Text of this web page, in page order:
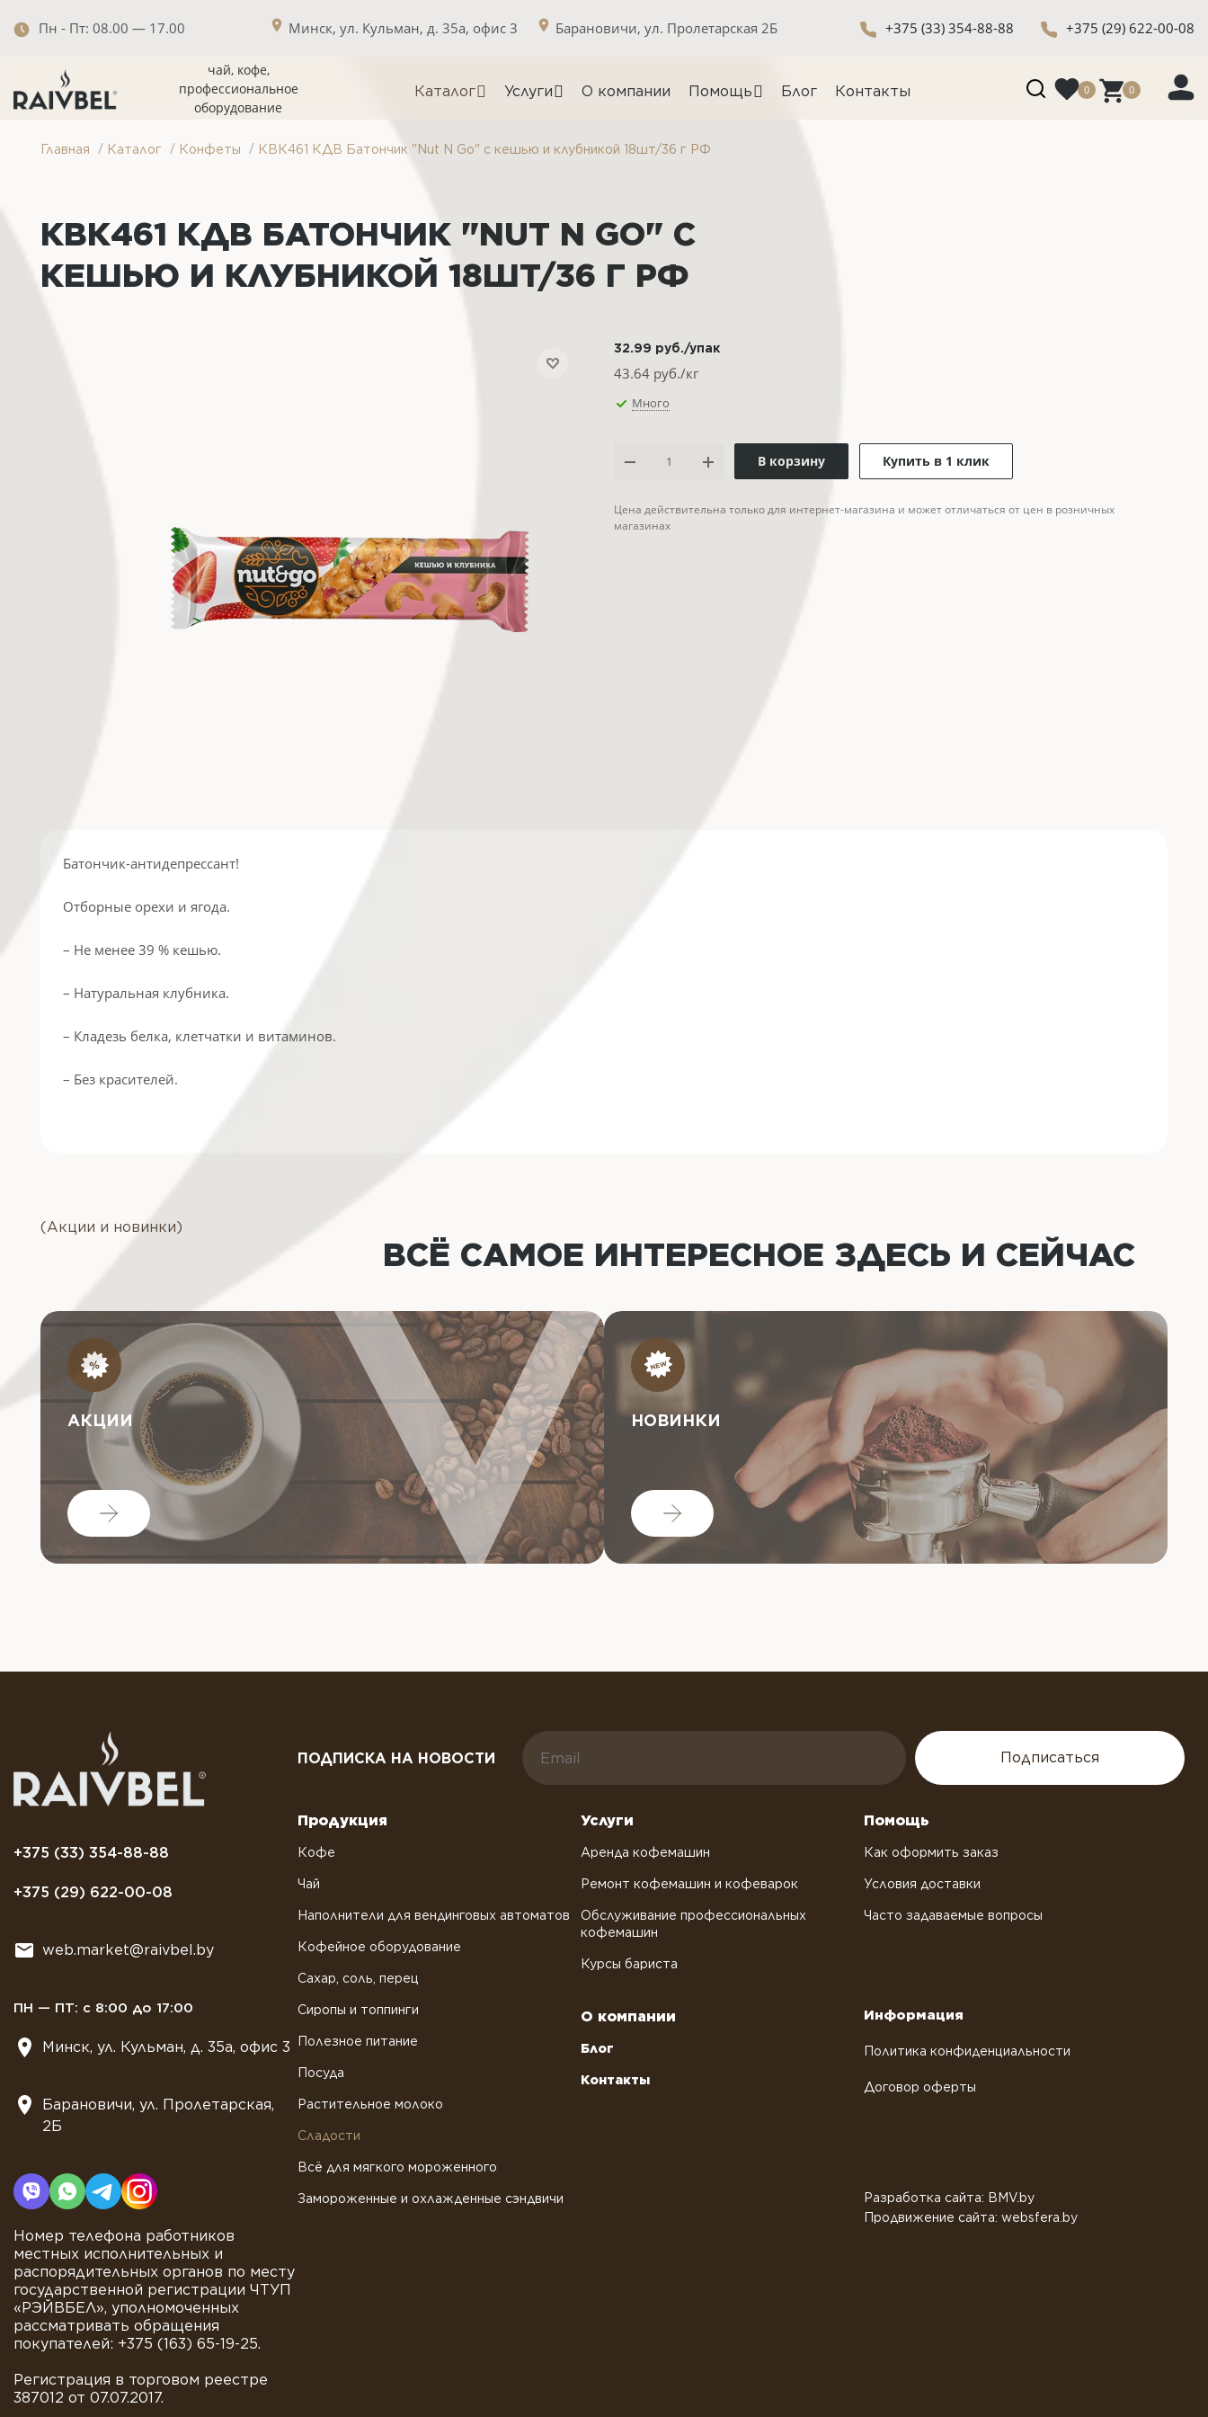
Пн - Пт: 08.00 — 17.00 Минск, ул. Кульман, д. 35а, офис 3 Барановичи, ул. Пролетарская 2Б +375 (33) 354-88-88 +375 (29) 622-00-08
чай, кофе,
профессиональное
оборудование
Каталог Услуги О компании Помощь Блог Контакты 0 0
Главная / Каталог / Конфеты / КВК461 КДВ Батончик "Nut N Go" с кешью и клубникой 18шт/36 г РФ
КВК461 КДВ БАТОНЧИК "NUT N GO" С
КЕШЬЮ И КЛУБНИКОЙ 18ШТ/36 Г РФ
32.99 руб./упак
43.64 руб./кг
Много
В корзину Купить в 1 клик
Цена действительна только для интернет-магазина и может отличаться от цен в розничных
магазинах
Батончик-антидепрессант!
Отборные орехи и ягода.
– Не менее 39 % кешью.
– Натуральная клубника.
– Кладезь белка, клетчатки и витаминов.
– Без красителей.
(Акции и новинки)
ВСЁ САМОЕ ИНТЕРЕСНОЕ ЗДЕСЬ И СЕЙЧАС
АКЦИИ НОВИНКИ
+375 (33) 354-88-88
+375 (29) 622-00-08
web.market@raivbel.by
ПН — ПТ: с 8:00 до 17:00
Минск, ул. Кульман, д. 35а, офис 3
Барановичи, ул. Пролетарская,
2Б
Номер телефона работников
местных исполнительных и
распорядительных органов по месту
государственной регистрации ЧТУП
«РЭЙВБЕЛ», уполномоченных
рассматривать обращения
покупателей: +375 (163) 65-19-25.
Регистрация в торговом реестре
387012 от 07.07.2017.
ПОДПИСКА НА НОВОСТИ Подписаться
Продукция
Кофе
Чай
Наполнители для вендинговых автоматов
Кофейное оборудование
Сахар, соль, перец
Сиропы и топпинги
Полезное питание
Посуда
Растительное молоко
Сладости
Всё для мягкого мороженного
Замороженные и охлажденные сэндвичи
Услуги
Аренда кофемашин
Ремонт кофемашин и кофеварок
Обслуживание профессиональных
кофемашин
Курсы бариста
О компании
Блог
Контакты
Помощь
Как оформить заказ
Условия доставки
Часто задаваемые вопросы
Информация
Политика конфиденциальности
Договор оферты
Разработка сайта: BMV.by
Продвижение сайта: websfera.by